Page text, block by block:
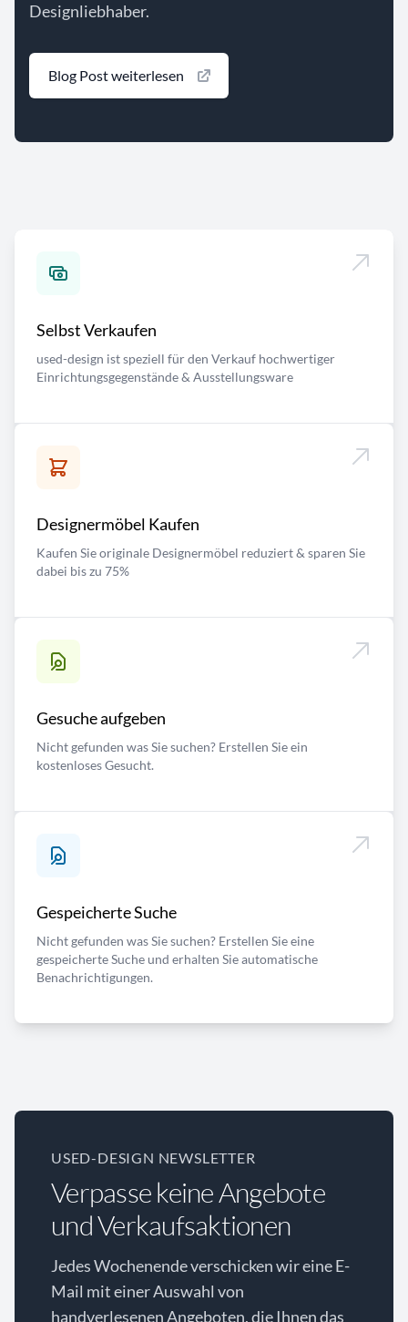
Designliebhaber.
Blog Post weiterlesen
Selbst Verkaufen
used-design ist speziell für den Verkauf hochwertiger
Einrichtungsgegenstände & Ausstellungsware
Designermöbel Kaufen
Kaufen Sie originale Designermöbel reduziert & sparen Sie
dabei bis zu 75%
Gesuche aufgeben
Nicht gefunden was Sie suchen? Erstellen Sie ein
kostenloses Gesucht.
Gespeicherte Suche
Nicht gefunden was Sie suchen? Erstellen Sie eine
gespeicherte Suche und erhalten Sie automatische
Benachrichtigungen.
USED-DESIGN NEWSLETTER
Verpasse keine Angebote
und Verkaufsaktionen
Jedes Wochenende verschicken wir eine E-
Mail mit einer Auswahl von
handverlesenen Angeboten, die Ihnen das